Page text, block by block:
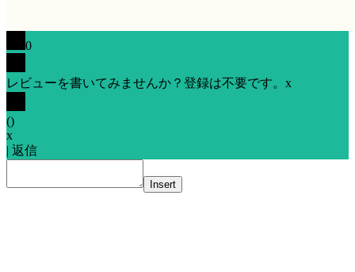
0
レビューを書いてみませんか？登録は不要です。 x
()
x
| 返信
Insert